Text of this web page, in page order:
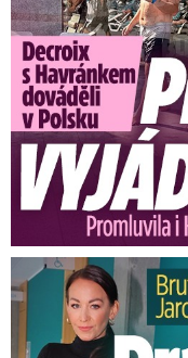
Brutální napadení